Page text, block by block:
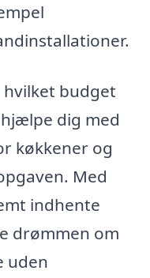
hvilket budget
dig med
køkkener og
Med
indhente
drømmen om
uden